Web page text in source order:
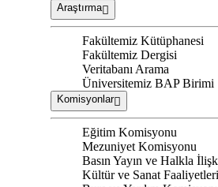
Araştırma
Fakültemiz Kütüphanesi
Fakültemiz Dergisi
Veritabanı Arama
Üniversitemiz BAP Birimi
Komisyonlar
Eğitim Komisyonu
Mezuniyet Komisyonu
Basın Yayın ve Halkla
Kültür ve Sanat